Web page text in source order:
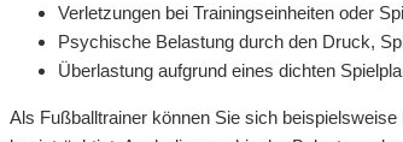
Verletzungen bei Trainingseinheiten oder
Psychische Belastung durch den Druck,
Überlastung aufgrund eines dichten
Als Fußballtrainer können Sie sich